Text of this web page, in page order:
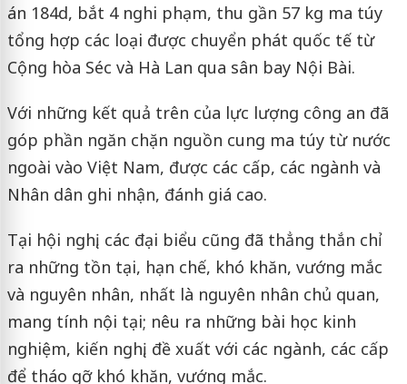
án 184d, bắt 4 nghi phạm, thu gần 57 kg ma túy
tổng hợp các loại được chuyển phát quốc tế từ
Cộng hòa Séc và Hà Lan qua sân bay Nội Bài.
Với những kết quả trên của lực lượng công an đã
góp phần ngăn chặn nguồn cung ma túy từ nước
ngoài vào Việt Nam, được các cấp, các ngành và
Nhân dân ghi nhận, đánh giá cao.
Tại hội nghị, các đại biểu cũng đã thẳng thắn chỉ
ra những tồn tại, hạn chế, khó khăn, vướng mắc
và nguyên nhân, nhất là nguyên nhân chủ quan,
mang tính nội tại; nêu ra những bài học kinh
nghiệm, kiến nghị, đề xuất với các ngành, các cấp
để tháo gỡ khó khăn, vướng mắc.